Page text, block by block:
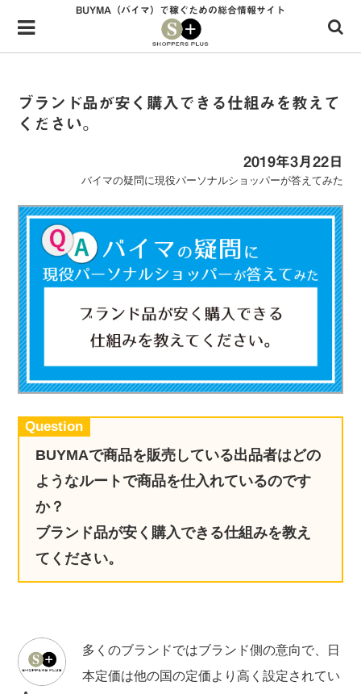
Menu
HOME
34歳独身OLバイマ実践記
BUYMAで人気のブランド
BUYMAの売れ筋商品
実録！海外ショップで買ってみた！
BUYMA（バイマ）で稼ぐための総合情報サイト
ブランド品が安く購入できる仕組みを教えて
ください。
2019年3月22日
バイマの疑問に現役パーソナルショッパーが答えてみた
Question
BUYMAで商品を販売している出品者はどの
ようなルートで商品を仕入れているのです
か？
ブランド品が安く購入できる仕組みを教え
てください。
多くのブランドではブランド側の意向で、日
本定価は他の国の定価より高く設定されてい